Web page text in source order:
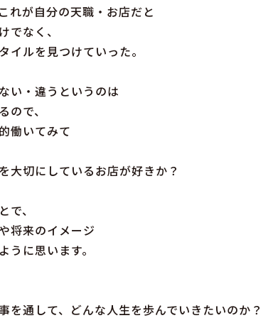
れが自分の天職・お店だと
でなく、
イルを見つけていった。
い・違うというのは
ので、
働いてみて
大切にしているお店が好きか？
で、
将来のイメージ
うに思います。
を通して、どんな人生を歩んでいきたいのか？